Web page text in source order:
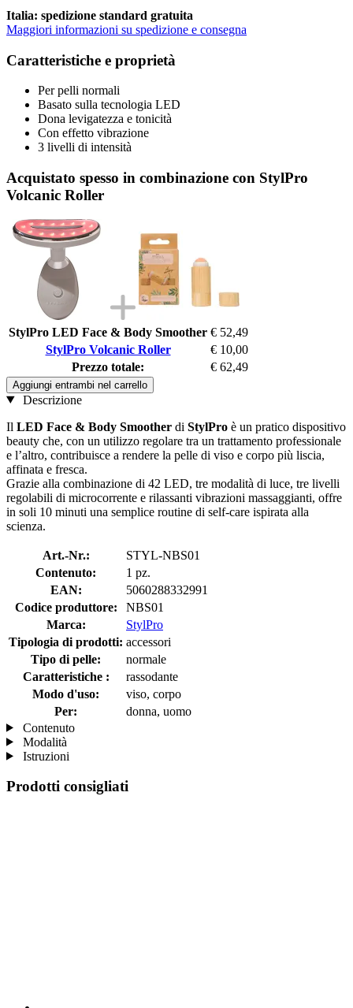
Italia: spedizione standard gratuita
Maggiori informazioni su spedizione e consegna
Caratteristiche e proprietà
Per pelli normali
Basato sulla tecnologia LED
Dona levigatezza e tonicità
Con effetto vibrazione
3 livelli di intensità
Acquistato spesso in combinazione con StylPro
Volcanic Roller
StylPro LED Face & Body Smoother € 52,49
StylPro Volcanic Roller
€ 10,00
Prezzo totale:
€ 62,49
Aggiungi entrambi nel carrello
Descrizione
Il LED Face & Body Smoother di StylPro è un pratico dispositivo
beauty che, con un utilizzo regolare tra un trattamento professionale
e l’altro, contribuisce a rendere la pelle di viso e corpo più liscia,
affinata e fresca.
Grazie alla combinazione di 42 LED, tre modalità di luce, tre livelli
regolabili di microcorrente e rilassanti vibrazioni massaggianti, offre
in soli 10 minuti una semplice routine di self-care ispirata alla
scienza.
Art.-Nr.:
STYL-NBS01
Contenuto:
1 pz.
EAN:
5060288332991
Codice produttore:
NBS01
Marca:
StylPro
Tipologia di prodotti: accessori
Tipo di pelle:
normale
Caratteristiche :
rassodante
Modo d'uso:
viso, corpo
Per:
donna, uomo
Contenuto
Modalità
Istruzioni
Prodotti consigliati